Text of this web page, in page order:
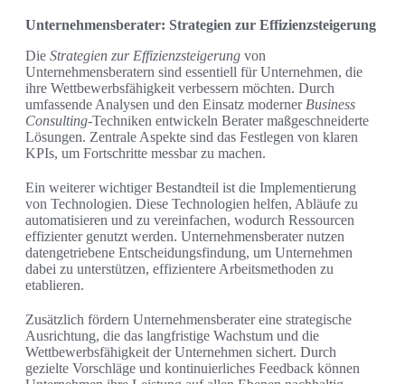
Unternehmensberater: Strategien zur Effizienzsteigerung
Die Strategien zur Effizienzsteigerung von
Unternehmensberatern sind essentiell für Unternehmen, die
ihre Wettbewerbsfähigkeit verbessern möchten. Durch
umfassende Analysen und den Einsatz moderner Business
Consulting-Techniken entwickeln Berater maßgeschneiderte
Lösungen. Zentrale Aspekte sind das Festlegen von klaren
KPIs, um Fortschritte messbar zu machen.
Ein weiterer wichtiger Bestandteil ist die Implementierung
von Technologien. Diese Technologien helfen, Abläufe zu
automatisieren und zu vereinfachen, wodurch Ressourcen
effizienter genutzt werden. Unternehmensberater nutzen
datengetriebene Entscheidungsfindung, um Unternehmen
dabei zu unterstützen, effizientere Arbeitsmethoden zu
etablieren.
Zusätzlich fördern Unternehmensberater eine strategische
Ausrichtung, die das langfristige Wachstum und die
Wettbewerbsfähigkeit der Unternehmen sichert. Durch
gezielte Vorschläge und kontinuierliches Feedback können